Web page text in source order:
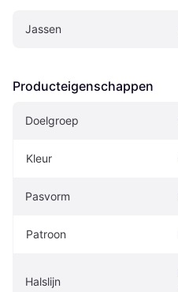
Jassen
Producteigenschappen
Doelgroep
Kleur
Pasvorm
Patroon
Halslijn